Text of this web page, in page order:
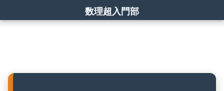
数理超入門部